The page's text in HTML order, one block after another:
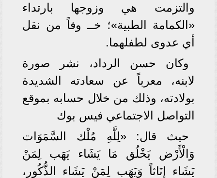
والتزمت هي وزوجها بارتداء
«الكمامة الطبية»؛ خــ وفاً من نقل
أي عدوى لطفلهما.
وكان حسن الرداد، نشر صورة
لابنه، معرباً عن سعادته الشديدة
بولادته، وذلك من خلال حسابه بموقع
التواصل الاجتماعي فيس بوك
حيث قال: «لِلَّهِ مُلْك السَّمَوَات
وَالْأَرْض يَخْلُق مَا يَشَاء يَهَب لِمَنْ
يَشَاء إِنَاثاً وَيَهَب لِمَنْ يَشَاء الذُّكُور،